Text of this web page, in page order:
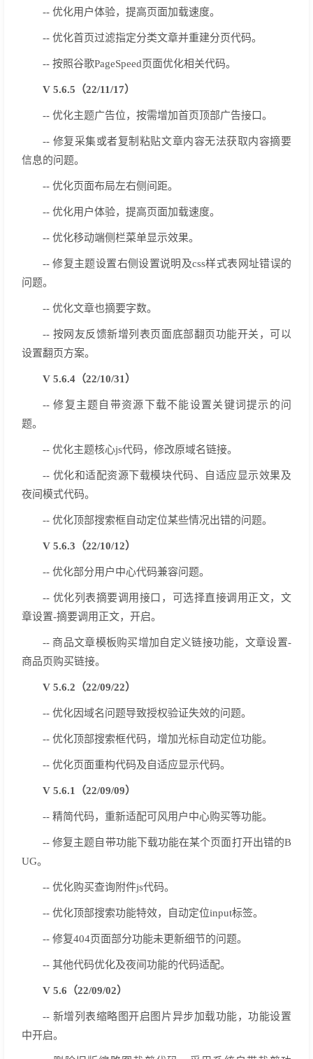
-- 优化用户体验，提高页面加载速度。
-- 优化首页过滤指定分类文章并重建分页代码。
-- 按照谷歌PageSpeed页面优化相关代码。
V 5.6.5（22/11/17）
-- 优化主题广告位，按需增加首页顶部广告接口。
-- 修复采集或者复制粘贴文章内容无法获取内容摘要
信息的问题。
-- 优化页面布局左右侧间距。
-- 优化用户体验，提高页面加载速度。
-- 优化移动端侧栏菜单显示效果。
-- 修复主题设置右侧设置说明及css样式表网址错误的
问题。
-- 优化文章也摘要字数。
-- 按网友反馈新增列表页面底部翻页功能开关，可以
设置翻页方案。
V 5.6.4（22/10/31）
-- 修复主题自带资源下载不能设置关键词提示的问
题。
-- 优化主题核心js代码，修改原域名链接。
-- 优化和适配资源下载模块代码、自适应显示效果及
夜间模式代码。
-- 优化顶部搜索框自动定位某些情况出错的问题。
V 5.6.3（22/10/12）
-- 优化部分用户中心代码兼容问题。
-- 优化列表摘要调用接口，可选择直接调用正文，文
章设置-摘要调用正文，开启。
-- 商品文章模板购买增加自定义链接功能，文章设置-
商品页购买链接。
V 5.6.2（22/09/22）
-- 优化因域名问题导致授权验证失效的问题。
-- 优化顶部搜索框代码，增加光标自动定位功能。
-- 优化页面重构代码及自适应显示代码。
V 5.6.1（22/09/09）
-- 精简代码，重新适配可风用户中心购买等功能。
-- 修复主题自带功能下载功能在某个页面打开出错的B
UG。
-- 优化购买查询附件js代码。
-- 优化顶部搜索功能特效，自动定位input标签。
-- 修复404页面部分功能未更新细节的问题。
-- 其他代码优化及夜间功能的代码适配。
V 5.6（22/09/02）
-- 新增列表缩略图开启图片异步加载功能，功能设置
中开启。